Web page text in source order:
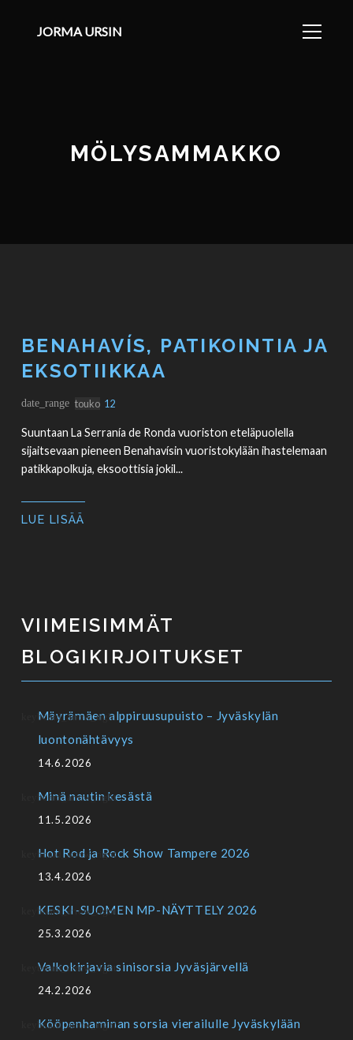
JORMA URSIN
MÖLYSAMMAKKO
BENAHAVÍS, PATIKOINTIA JA
EKSOTIIKKAA
date_range touko 12
Suuntaan La Serranía de Ronda vuoriston eteläpuolella
sijaitsevaan pieneen Benahavísin vuoristokylään ihastelemaan
patikkapolkuja, eksoottisia jokil...
LUE LISÄÄ
VIIMEISIMMÄT
BLOGIKIRJOITUKSET
Mäyrämäen alppiruusupuisto – Jyväskylän
luontonähtävyys
14.6.2026
Minä nautin kesästä
11.5.2026
Hot Rod ja Rock Show Tampere 2026
13.4.2026
KESKI-SUOMEN MP-NÄYTTELY 2026
25.3.2026
Valkokirjavia sinisorsia Jyväsjärvellä
24.2.2026
Kööpenhaminan sorsia vierailulle Jyväskylään